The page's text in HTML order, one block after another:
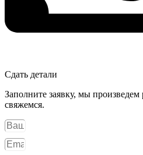
Сдать детали
Заполните заявку, мы
свяжемся.